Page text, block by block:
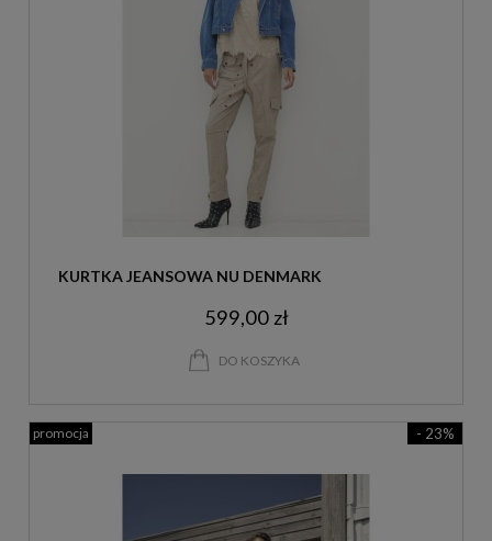
KURTKA JEANSOWA NU DENMARK
599,00 zł
DO KOSZYKA
promocja - 23%